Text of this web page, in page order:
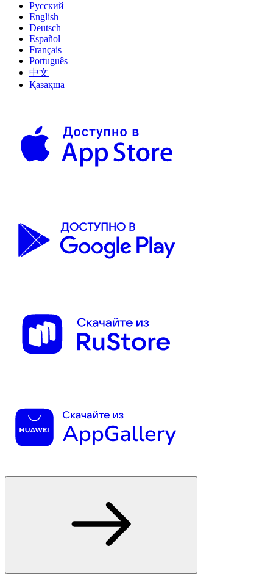
Русский
English
Deutsch
Español
Français
Português
中文
Қазақша